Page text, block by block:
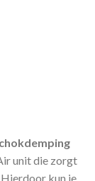
unit die zorgt
kun je